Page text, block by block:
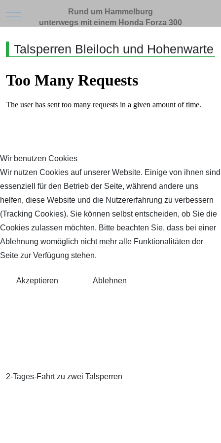
Mobile Menu ToggleRund um Hammelburg
unterwegs mit einem Honda Forza 300
Talsperren Bleiloch und Hohenwarte
2-Tages-Fahrt zu zwei Talsperren
Wir benutzen Cookies
Wir nutzen Cookies auf unserer Website. Einige von ihnen sind
essenziell für den Betrieb der Seite, während andere uns
helfen, diese Website und die Nutzererfahrung zu verbessern
(Tracking Cookies). Sie können selbst entscheiden, ob Sie die
Cookies zulassen möchten. Bitte beachten Sie, dass bei einer
Ablehnung womöglich nicht mehr alle Funktionalitäten der
Seite zur Verfügung stehen.
Akzeptieren Ablehnen